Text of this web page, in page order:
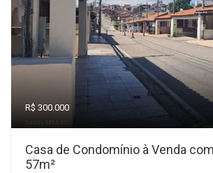
R$ 300.000
Casa de Condomínio à Venda
57m²